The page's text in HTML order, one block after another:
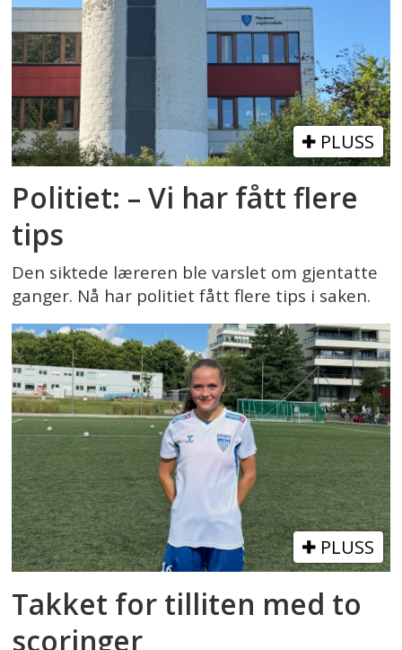
PLUSS
Politiet: – Vi har fått flere
tips
Den siktede læreren ble varslet om gjentatte
ganger. Nå har politiet fått flere tips i saken.
PLUSS
Takket for tilliten med to
scoringer